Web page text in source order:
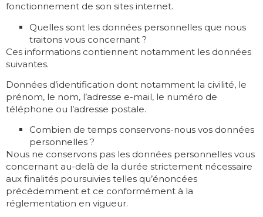
fonctionnement de son sites internet.
Quelles sont les données personnelles que nous
traitons vous concernant ?
Ces informations contiennent notamment les données
suivantes.
Données d’identification dont notamment la civilité, le
prénom, le nom, l’adresse e-mail, le numéro de
téléphone ou l’adresse postale.
Combien de temps conservons-nous vos données
personnelles ?
Nous ne conservons pas les données personnelles vous
concernant au-delà de la durée strictement nécessaire
aux finalités poursuivies telles qu’énoncées
précédemment et ce conformément à la
réglementation en vigueur.